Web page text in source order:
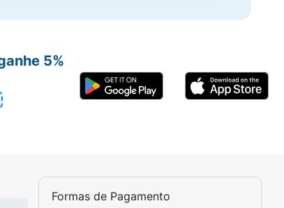
diversas combinações para seu
com os CLAREADORES.
Formas de Pagamento
5%